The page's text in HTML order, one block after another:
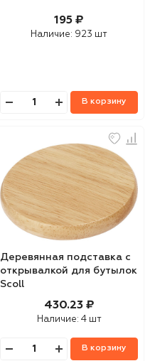
195 ₽
Наличие: 923 шт
В корзину
Деревянная подставка с
открывалкой для бутылок
Scoll
430.23 ₽
Наличие: 4 шт
В корзину